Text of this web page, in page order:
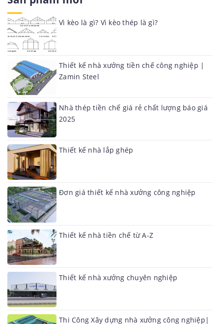
Vì kèo là gì? Vì kèo thép là gì?
Thiết kế nhà xưởng tiền chế công nghiệp |
Zamin Steel
Nhà thép tiền chế giá rẻ chất lượng báo giá
2025
Thiết kế nhà lắp ghép
Đơn giá thiết kế nhà xưởng công nghiệp
Thiết kế nhà tiền chế từ A-Z
Thiết kế nhà xưởng chuyên nghiệp
Thi Công Xây dựng nhà xưởng công nghiệp|